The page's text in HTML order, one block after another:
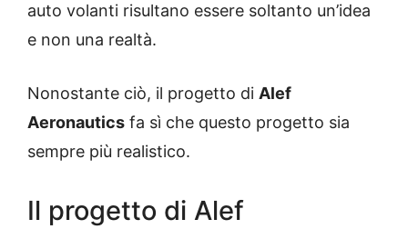
auto volanti risultano essere soltanto un’idea
e non una realtà.
Nonostante ciò, il progetto di Alef
Aeronautics fa sì che questo progetto sia
sempre più realistico.
Il progetto di Alef